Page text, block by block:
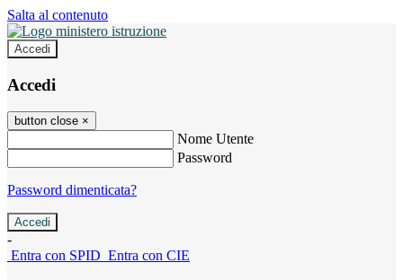
Salta al contenuto
Accedi
Accedi
button close ×
Nome Utente
Password
Password dimenticata?
-
Entra con SPID Entra con CIE